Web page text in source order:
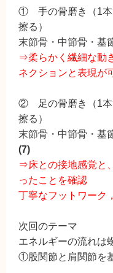
① 手の骨磨き（1本
擦る）
末節骨・中節骨・基
⇒柔らかく繊細な動
ネクションと表現が
② 足の骨磨き（1本
擦る）
末節骨・中節骨・基
(7)
⇒床との接地感覚と
ったことを確認
丁寧なフットワーク
次回のテーマ
エネルギーの流れは
①股関節と肩関節を